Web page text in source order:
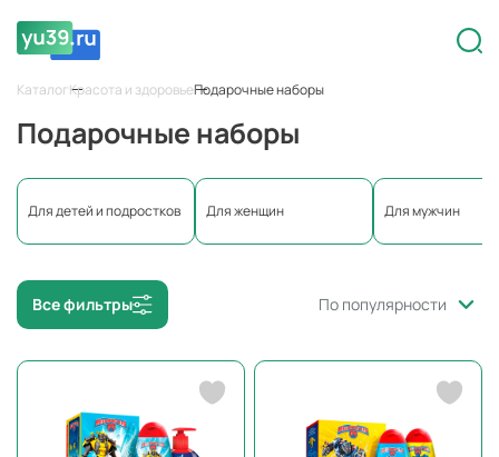
КаталогКрасота и здоровьеПодарочные наборы
Подарочные наборы
Для детей и подростков Для женщин Для мужчин
Все фильтры По популярности